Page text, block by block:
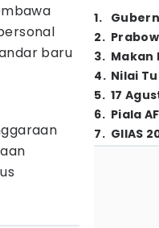
baru
1.
2.
3. Makan
4. Nilai
5. 17
6. Piala
7. GIIAS